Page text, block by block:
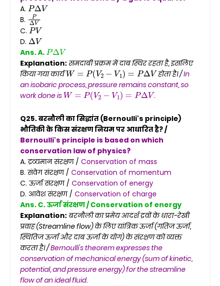
A. PΔV
B. PΔV
C. PV
D. Δ V
Ans. A. PΔ V
Explanation: समदाबी प्रक्रम में दाब स्थिर रहता है, इसलिए
किया गया कार्यW=P(V2−V1 )=PΔV होता है। /In
an isobaric process, pressure remains constant, so
work done isW=P(V2−V1)=PΔV .
Q25. बरनौली का सिद्धांत (Bernoulli's principle)
भौतिकी के किस संरक्षण नियम पर आधारित है? /
Bernoulli's principle is based on which
conservation law of physics?
A. द्रव्यमान संरक्षण / Conservation of mass
B. संवेग संरक्षण / Conservation of momentum
C. ऊर्जा संरक्षण / Conservation of energy
D. आवेश संरक्षण / Conservation of charge
Ans. C. ऊर्जा संरक्षण / Conservation of energy
Explanation: बरनौली का प्रमेय आदर्श द्रवों के धारा-रेखी
प्रवाह (Streamline flow) के लिए यांत्रिक ऊर्जा (गतिज ऊर्जा,
स्थितिज ऊर्जा और दाब ऊर्जा के योग) के संरक्षण को व्यक्त
करता है। /Bernoulli's theorem expresses the
conservation of mechanical energy (sum of kinetic,
potential, and pressure energy) for the streamline
flow of an ideal fluid.